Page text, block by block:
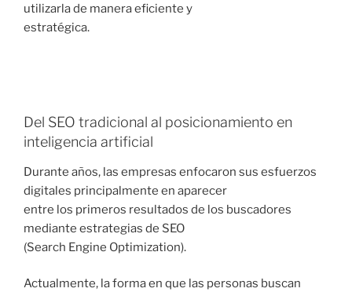
utilizarla de manera eficiente y
estratégica.
Del SEO tradicional al posicionamiento en
inteligencia artificial
Durante años, las empresas enfocaron sus esfuerzos
digitales principalmente en aparecer
entre los primeros resultados de los buscadores
mediante estrategias de SEO
(Search Engine Optimization).
Actualmente, la forma en que las personas buscan